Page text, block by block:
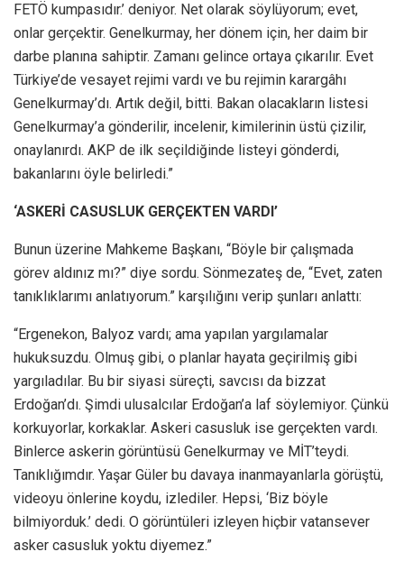
FETÖ kumpasıdır.’ deniyor. Net olarak söylüyorum; evet,
onlar gerçektir. Genelkurmay, her dönem için, her daim bir
darbe planına sahiptir. Zamanı gelince ortaya çıkarılır. Evet
Türkiye’de vesayet rejimi vardı ve bu rejimin karargâhı
Genelkurmay’dı. Artık değil, bitti. Bakan olacakların listesi
Genelkurmay’a gönderilir, incelenir, kimilerinin üstü çizilir,
onaylanırdı. AKP de ilk seçildiğinde listeyi gönderdi,
bakanlarını öyle belirledi.”
‘ASKERİ CASUSLUK GERÇEKTEN VARDI’
Bunun üzerine Mahkeme Başkanı, “Böyle bir çalışmada
görev aldınız mı?” diye sordu. Sönmezateş de, “Evet, zaten
tanıklıklarımı anlatıyorum.” karşılığını verip şunları anlattı:
“Ergenekon, Balyoz vardı; ama yapılan yargılamalar
hukuksuzdu. Olmuş gibi, o planlar hayata geçirilmiş gibi
yargıladılar. Bu bir siyasi süreçti, savcısı da bizzat
Erdoğan’dı. Şimdi ulusalcılar Erdoğan’a laf söylemiyor. Çünkü
korkuyorlar, korkaklar. Askeri casusluk ise gerçekten vardı.
Binlerce askerin görüntüsü Genelkurmay ve MİT’teydi.
Tanıklığımdır. Yaşar Güler bu davaya inanmayanlarla görüştü,
videoyu önlerine koydu, izlediler. Hepsi, ‘Biz böyle
bilmiyorduk.’ dedi. O görüntüleri izleyen hiçbir vatansever
asker casusluk yoktu diyemez.”